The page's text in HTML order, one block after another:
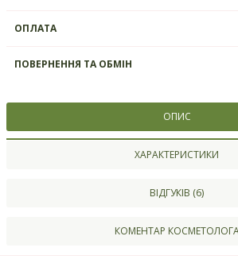
ОПЛАТА
ПОВЕРНЕННЯ ТА ОБМІН
ОПИС
ХАРАКТЕРИСТИКИ
ВІДГУКІВ (6)
КОМЕНТАР